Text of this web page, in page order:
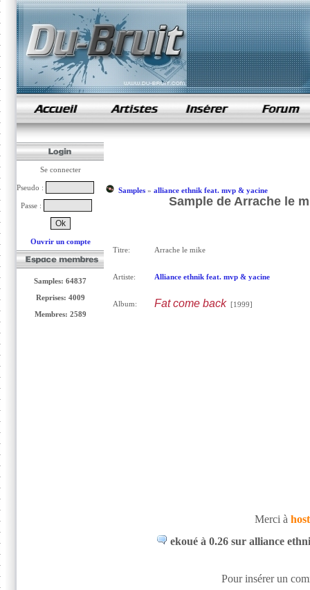
samples de rap
Se connecter
Pseudo :
Passe :
Ouvrir un compte
Samples: 64837
Reprises: 4009
Membres: 2589
Samples» alliance ethnik feat. mvp & yacine
Sample de Arrache le
Titre: Arrache le mike
Artiste: Alliance ethnik feat. mvp & yacine
Album: Fat come back[1999]
Merci à
ekoué à 0.26 sur alliance
Pour insérer un